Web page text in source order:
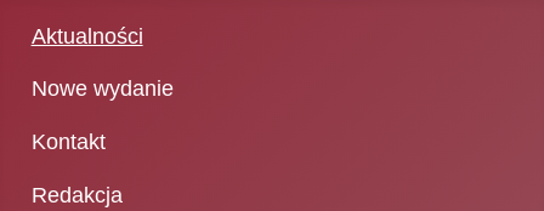
Aktualności
Nowe wydanie
Kontakt
Redakcja